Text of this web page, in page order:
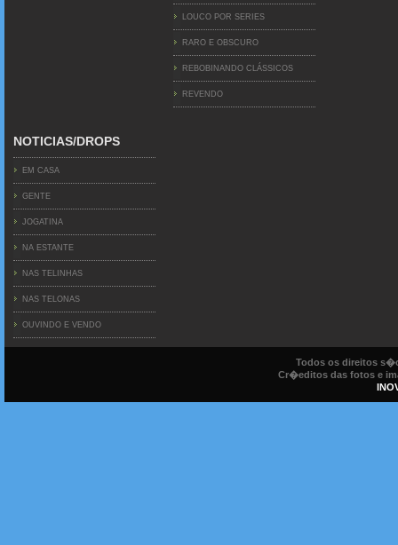
LOUCO POR SERIES
RARO E OBSCURO
REBOBINANDO CLÁSSICOS
REVENDO
NOTICIAS/DROPS
EM CASA
GENTE
JOGATINA
NA ESTANTE
NAS TELINHAS
NAS TELONAS
OUVINDO E VENDO
Todos os direitos
Cr�editos das fotos e